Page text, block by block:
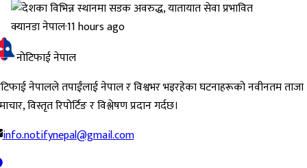
क्यानडा नेपाल·11 hours ago
नोटिफाई नेपाल
नेपालले तपाईंलाई नेपाल र विश्वभर भइरहेका घटनाहरूको नवीनतम ताजा
विस्तृत रिपोर्टिङ र विश्लेषण प्रदान गर्दछ।
info.notifynepal@gmail.com